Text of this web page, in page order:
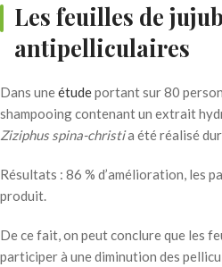
Les feuilles de
antipelliculaires
Dans uneétudeportant sur 80
shampooing contenant un extrait
Ziziphus spina-christia été réalisé
Résultats : 86 % d’amélioration, les
produit.
De ce fait, on peut conclure que les
participer à une diminution des